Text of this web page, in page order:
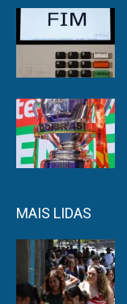
MAIS LIDAS